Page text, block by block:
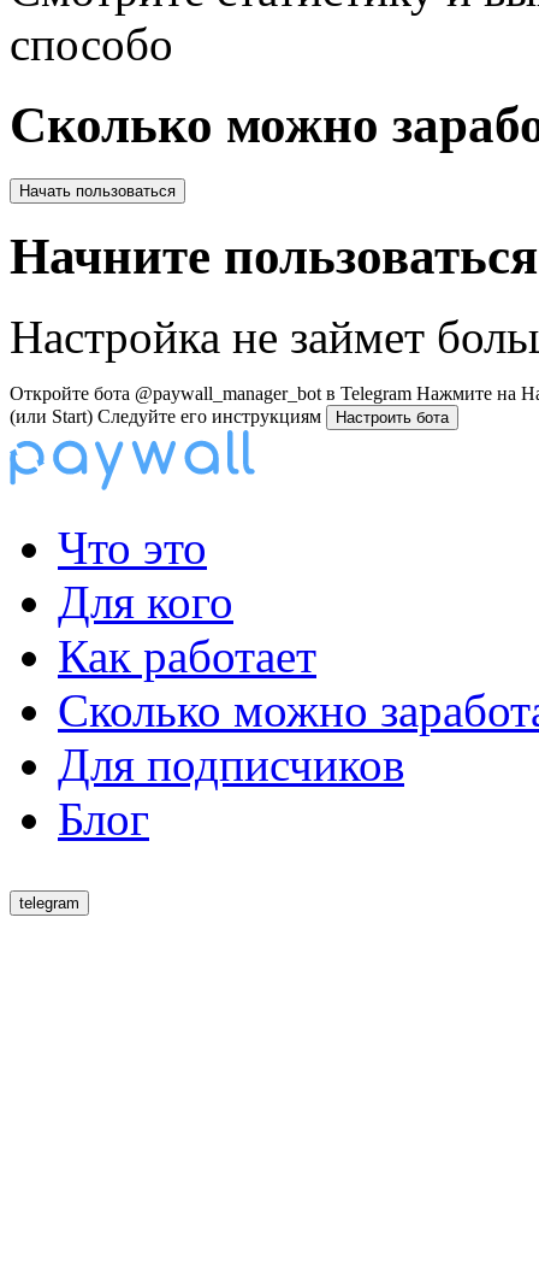
способо
Сколько можно
Начать пользоваться
Начните
Настройка не займет
Откройте бота @paywall_manager_bot в Telegram Нажмите на
(или Start) Следуйте его инструкциям Настроить бота
Что это
Для кого
Как работает
Сколько можно
Для подписчиков
Блог
telegram